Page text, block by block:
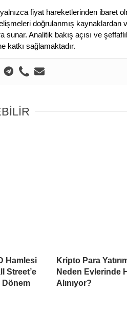
fiyat hareketlerinden ibaret
doğrulanmış kaynaklardan
sunar. Analitik bakış açısı ve
katkı sağlamaktadır.
Hamlesi
Street’e
Dönem
Kripto Para
Neden Evlerinde
Alınıyor?